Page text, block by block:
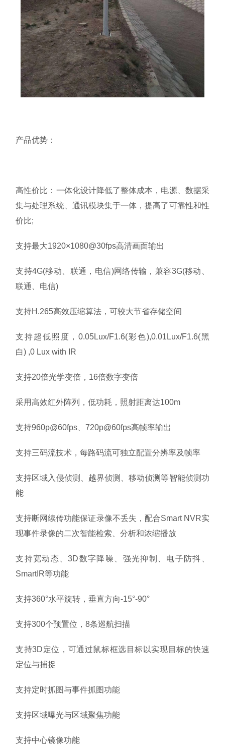
产品优势：
高性价比：一体化设计降低了整体成本，电源、数据采
集与处理系统、通讯模块集于一体，提高了可靠性和性
价比;
支持最大1920×1080@30fps高清画面输出
支持4G(移动、联通，电信)网络传输，兼容3G(移动、
联通、电信)
支持H.265高效压缩算法，可较大节省存储空间
支持超低照度，0.05Lux/F1.6(彩色),0.01Lux/F1.6(黑
白) ,0 Lux with IR
支持20倍光学变倍，16倍数字变倍
采用高效红外阵列，低功耗，照射距离达100m
支持960p@60fps、720p@60fps高帧率输出
支持三码流技术，每路码流可独立配置分辨率及帧率
支持区域入侵侦测、越界侦测、移动侦测等智能侦测功
能
支持断网续传功能保证录像不丢失，配合Smart NVR实
现事件录像的二次智能检索、分析和浓缩播放
支持宽动态、3D数字降噪、强光抑制、电子防抖、
SmartIR等功能
支持360°水平旋转，垂直方向-15°-90°
支持300个预置位，8条巡航扫描
支持3D定位，可通过鼠标框选目标以实现目标的快速
定位与捕捉
支持定时抓图与事件抓图功能
支持区域曝光与区域聚焦功能
支持中心镜像功能